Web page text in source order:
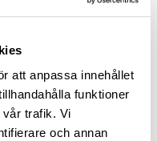
att anpassa innehållet
funktioner
trafik. Vi
och annan